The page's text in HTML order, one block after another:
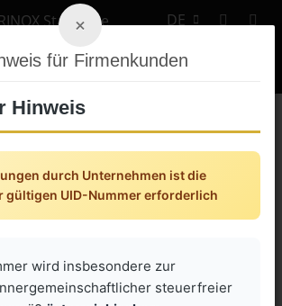
DE
mit Polyamidscheibe DIN 9230
für Firmenkunden
×
Hinweis
durch Unternehmen ist die
gültigen UID-Nummer erforderlich
wird insbesondere zur
steuerfreier